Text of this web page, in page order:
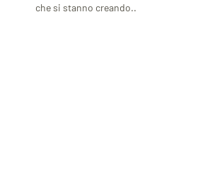
che si stanno creando..